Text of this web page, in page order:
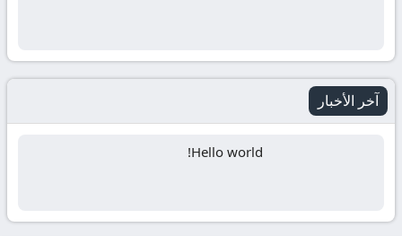
آخر الأخبار
Hello world!